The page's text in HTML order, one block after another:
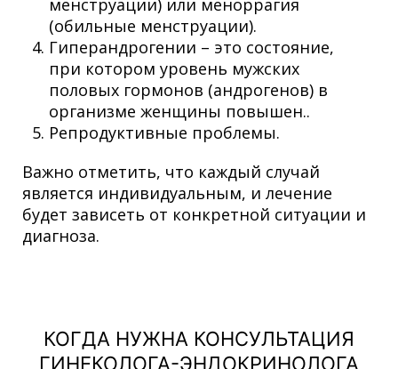
(обильные менструации).
Гиперандрогении – это состояние,
при котором уровень мужских
половых гормонов (андрогенов) в
организме женщины повышен..
Репродуктивные проблемы.
Важно отметить, что каждый случай
является индивидуальным, и лечение
будет зависеть от конкретной ситуации и
диагноза.
КОГДА НУЖНА КОНСУЛЬТАЦИЯ
ГИНЕКОЛОГА-ЭНДОКРИНОЛОГА